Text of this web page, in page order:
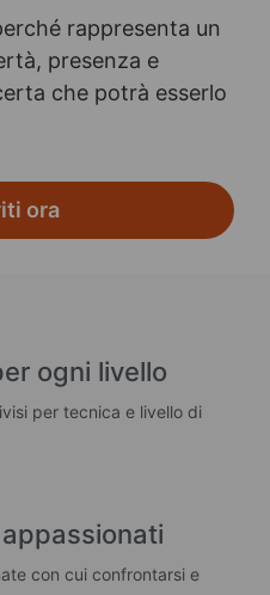
rappresenta un
presenza e
che potrà esserlo
ora
ogni livello
per tecnica e livello di
con cui confrontarsi e